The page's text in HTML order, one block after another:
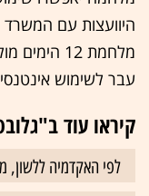
היוועצות עם
מלחמת 12
עבר לשימוש
קיראו עוד
לפי האקדמיה ללשון,